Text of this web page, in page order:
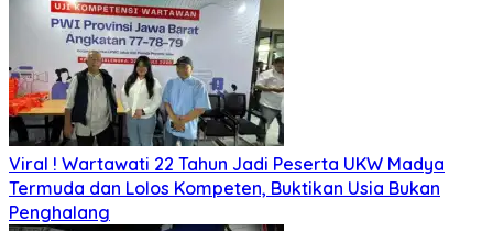
Viral ! Wartawati 22 Tahun Jadi Peserta UKW Madya
Termuda dan Lolos Kompeten, Buktikan Usia Bukan
Penghalang